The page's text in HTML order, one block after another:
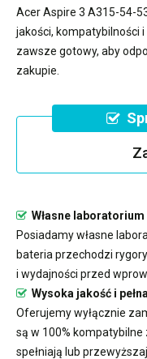
Acer Aspire 3 A315-54-
jakości, kompatybilności i
zawsze gotowy, aby
zakupie.
Własne
Posiadamy własne
bateria przechodzi
i wydajności przed
Wysoka jakość i
Oferujemy wyłącznie
są w 100%
spełniają lub